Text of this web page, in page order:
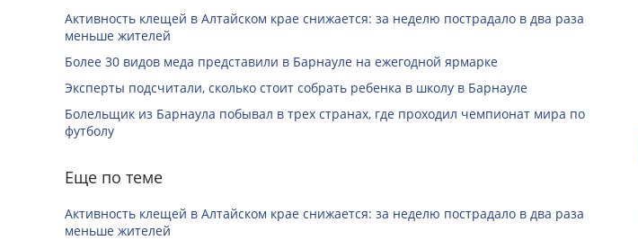
Активность клещей в Алтайском крае снижается: за неделю пострадало в два раза
меньше жителей
Более 30 видов меда представили в Барнауле на ежегодной ярмарке
Эксперты подсчитали, сколько стоит собрать ребенка в школу в Барнауле
Болельщик из Барнаула побывал в трех странах, где проходил чемпионат мира по
футболу
Еще по теме
Активность клещей в Алтайском крае снижается: за неделю пострадало в два раза
меньше жителей